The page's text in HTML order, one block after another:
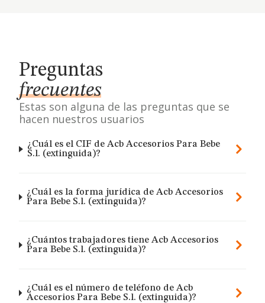
Preguntas
frecuentes
Estas son alguna de las preguntas que se
hacen nuestros usuarios
¿Cuál es el CIF de Acb Accesorios Para Bebe
S.l. (extinguida)?
¿Cuál es la forma jurídica de Acb Accesorios
Para Bebe S.l. (extinguida)?
¿Cuántos trabajadores tiene Acb Accesorios
Para Bebe S.l. (extinguida)?
¿Cuál es el número de teléfono de Acb
Accesorios Para Bebe S.l. (extinguida)?